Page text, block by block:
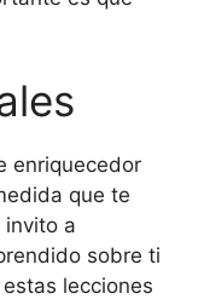
enriquecedor
que te
invito a
sobre ti
lecciones